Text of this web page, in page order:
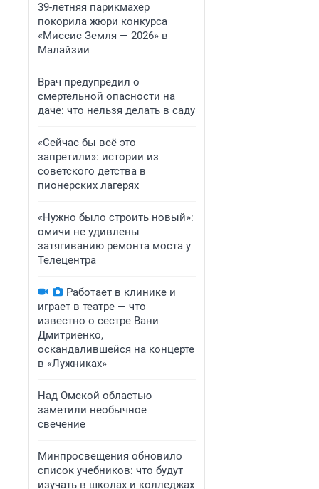
39-летняя парикмахер
покорила жюри конкурса
«Миссис Земля — 2026» в
Малайзии
Врач предупредил о
смертельной опасности на
даче: что нельзя делать в саду
«Сейчас бы всё это
запретили»: истории из
советского детства в
пионерских лагерях
«Нужно было строить новый»:
омичи не удивлены
затягиванию ремонта моста у
Телецентра
Работает в клинике и
играет в театре — что
известно о сестре Вани
Дмитриенко,
оскандалившейся на концерте
в «Лужниках»
Над Омской областью
заметили необычное
свечение
Минпросвещения обновило
список учебников: что будут
изучать в школах и колледжах